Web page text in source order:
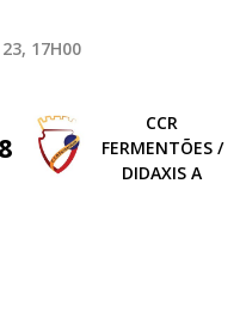
17H00
CCR
FERMENTÕES /
DIDAXIS A